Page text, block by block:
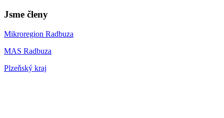
Jsme členy
Mikroregion Radbuza
MAS Radbuza
Plzeňský kraj